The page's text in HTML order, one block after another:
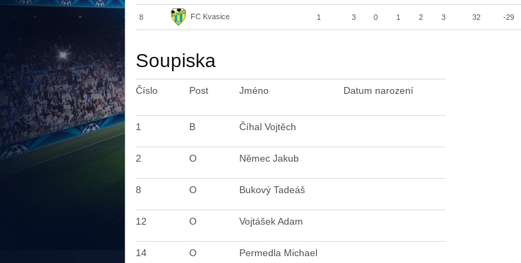
8 FC Kvasice 1 3 0 1 2 3 32 -29
Soupiska
Číslo Post Jméno Datum narození
1 B Číhal Vojtěch
2 O Němec Jakub
8 O Bukový Tadeáš
12 O Vojtášek Adam
14 O Permedla Michael